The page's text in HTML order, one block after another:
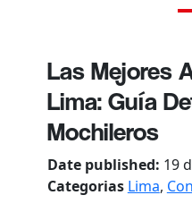
Las Mejores
Lima: Guía
Mochileros
Date published: 19
Categorias Lima,